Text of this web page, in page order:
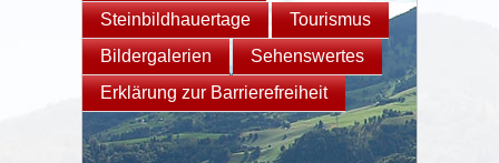
Steinbildhauertage
Tourismus
Bildergalerien
Sehenswertes
Erklärung zur Barrierefreiheit